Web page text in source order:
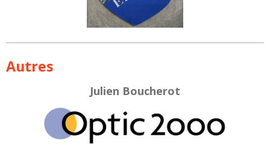
Autres
Julien Boucherot